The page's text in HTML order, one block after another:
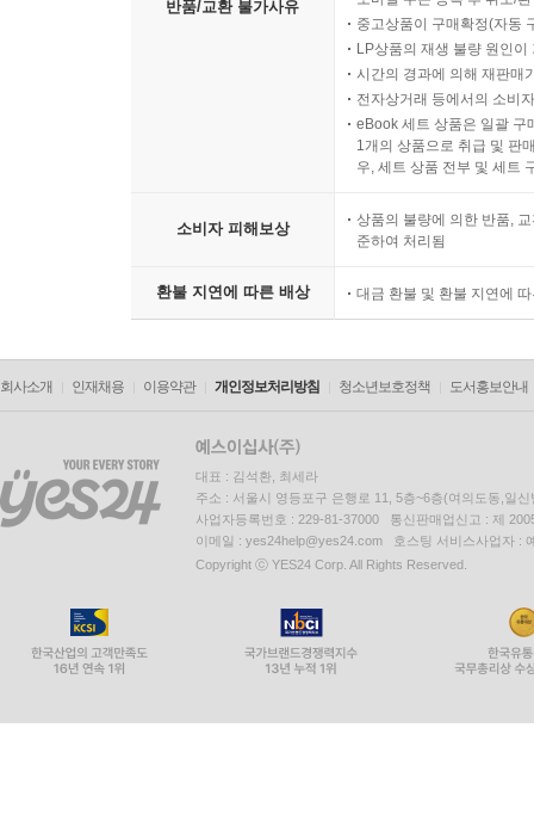
반품/교환 불가사유
중고상품이 구매확정(자동
LP상품의 재생 불량 원인
시간의 경과에 의해 재판매
전자상거래 등에서의 소비
eBook 세트 상품은 일괄 구
1개의 상품으로 취급 및 판
우, 세트 상품 전부 및 세트
소비자 피해보상
상품의 불량에 의한 반품,
준하여 처리됨
환불 지연에 따른 배상 대금 환불 및 환불 지연에
회사소개 인재채용 이용약관 개인정보처리방침 청소년보호정책 도서홍보안내
대표 : 김석환, 최세라
주소 : 서울시 영등포구 은행로 11, 5층~6층(여의도동,일신
사업자등록번호 : 229-81-37000 통신판매업신고 : 제
이메일 : yes24help@yes24.com 호스팅 서비스사업자 :
Copyright ⓒ YES24 Corp. All Rights Reserved.